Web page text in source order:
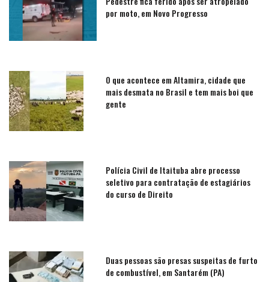
por moto, em Novo Progresso
O que acontece em Altamira, cidade que
mais desmata no Brasil e tem mais boi que
gente
Polícia Civil de Itaituba abre processo
seletivo para contratação de estagiários
do curso de Direito
Duas pessoas são presas suspeitas de furto
de combustível, em Santarém (PA)